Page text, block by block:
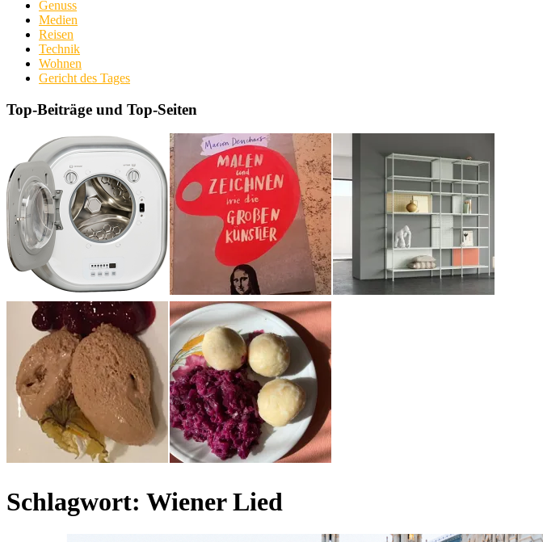
Genuss
Medien
Reisen
Technik
Wohnen
Gericht des Tages
Top-Beiträge und Top-Seiten
Schlagwort: Wiener Lied